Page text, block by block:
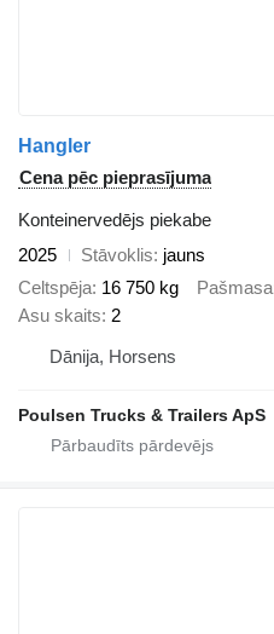
Hangler
Cena pēc pieprasījuma
Konteinervedējs piekabe
2025
Stāvoklis jauns
Celtspēja 16 750 kg Pašmasa
Asu skaits 2
Dānija, Horsens
Poulsen Trucks & Trailers ApS